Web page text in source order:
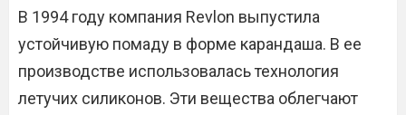
В 1994 году компания Revlon выпустила
устойчивую помаду в форме карандаша. В ее
производстве использовалась технология
летучих силиконов. Эти вещества облегчают